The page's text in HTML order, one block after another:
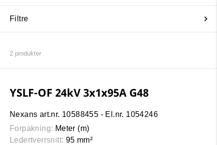
Filtre
2 produkter
YSLF-OF 24kV 3x1x95A G48
Nexans art.nr. 10588455 - El.nr. 1054246
Forpakning: Meter (m)
Ledertverrsnitt: 95 mm²